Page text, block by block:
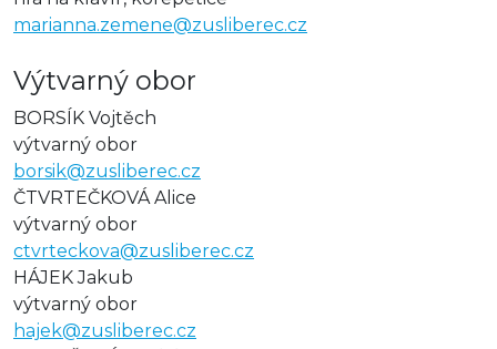
marianna.zemene@zusliberec.cz
Výtvarný obor
BORSÍK Vojtěch
výtvarný obor
borsik@zusliberec.cz
ČTVRTEČKOVÁ Alice
výtvarný obor
ctvrteckova@zusliberec.cz
HÁJEK Jakub
výtvarný obor
hajek@zusliberec.cz